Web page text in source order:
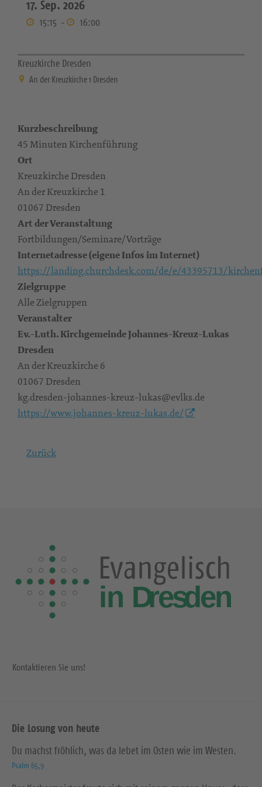
17. Sep. 2026
15:15 - 16:00
Kreuzkirche Dresden
An der Kreuzkirche 1 Dresden
Kurzbeschreibung
45 Minuten Kirchenführung
Ort
Kreuzkirche Dresden
An der Kreuzkirche 1
01067 Dresden
Art der Veranstaltung
Fortbildungen/Seminare/Vorträge
Internetadresse (eigene Infos im Internet)
https://landing.churchdesk.com/de/e/43395713/
Zielgruppe
Alle Zielgruppen
Veranstalter
Ev.-Luth. Kirchgemeinde Johannes-Kreuz-Lukas
Dresden
An der Kreuzkirche 6
01067 Dresden
kg.dresden-johannes-kreuz-lukas@evlks.de
https://www.johannes-kreuz-lukas.de/
Zurück
Kontaktieren Sie uns!
Die Losung von heute
Du machst fröhlich, was da lebet im Osten wie im Westen.
Psalm 65,9